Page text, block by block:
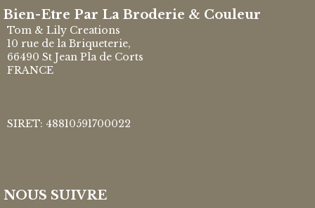
Bien-Etre Par La Broderie & Couleur
Tom & Lily Creations
10 rue de la Briqueterie,
66490 St Jean Pla de Corts
FRANCE
SIRET: 48810591700022
NOUS SUIVRE